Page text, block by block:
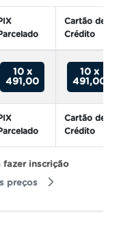
PIX
Parcelado
Cartão de
Crédito
10 x
491,00
10 x
491,00
PIX
Parcelado
Cartão de
Crédito
fazer inscrição
preços